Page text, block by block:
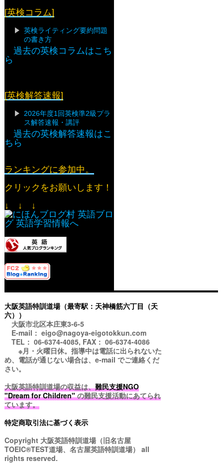
[英検コラム]
英検ライティング要約問題
の書き方
過去の英検コラムはこち
ら
[英検解答速報]
2026年度1回英検準2級プラ
ス解答速報・講評
過去の英検解答速報はこ
ちら
ランキングに参加中。
クリックをお願いします！
↓ ↓ ↓
大阪英語特訓道場（最寄駅：天神橋筋六丁目（天
六））
大阪市北区本庄東3-6-5
E-mail： eigo@nagoya-eigotokkun.com
TEL： 06-6374-4085, FAX： 06-6374-4086
※月・火曜日休。指導中は電話に出られないた
め、電話が通じない場合は、e-mail でご連絡くだ
さい。
大阪英語特訓道場の収益は、難民支援NGO
"Dream for Children"の難民支援活動にあてられ
ています。
特定商取引法に基づく表示
Copyright 大阪英語特訓道場（旧名古屋
TOEIC®TEST道場、名古屋英語特訓道場） all
rights reserved.